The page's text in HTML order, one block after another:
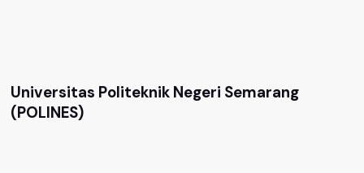
Universitas Politeknik Negeri Semarang
(POLINES)